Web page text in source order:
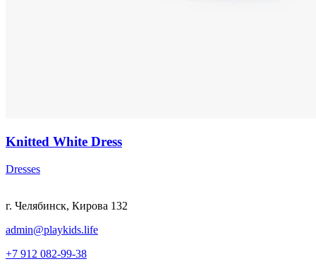
Knitted White Dress
Dresses
г. Челябинск, Кирова 132
admin@playkids.life
+7 912 082-99-38